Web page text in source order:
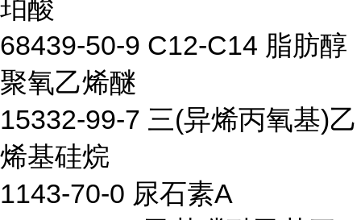
珀酸
68439-50-9 C12-C14 脂肪醇
聚氧乙烯醚
15332-99-7 三(异烯丙氧基)乙
烯基硅烷
1143-70-0 尿石素A